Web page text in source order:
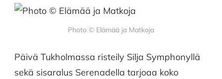
Photo © Elämää ja Matkoja
Päivä Tukholmassa risteily Silja Symphonyllä
sekä sisaralus Serenadella tarjoaa koko